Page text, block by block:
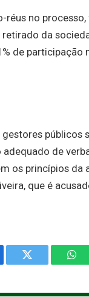
réus no
retirado da
de participação
públicos
de
os princípios da
que é
Twitter